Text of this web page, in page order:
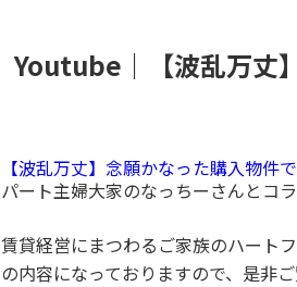
Youtube｜【波乱万丈
【波乱万丈】念願かなった購入物件
パート主婦大家のなっちーさんとコ
賃貸経営にまつわるご家族のハート
の内容になっておりますので、是非